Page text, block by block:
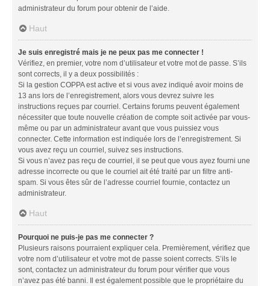
administrateur du forum pour obtenir de l’aide.
Haut
Je suis enregistré mais je ne peux pas me connecter !
Vérifiez, en premier, votre nom d’utilisateur et votre mot de passe. S’ils
sont corrects, il y a deux possibilités :
Si la gestion COPPA est active et si vous avez indiqué avoir moins de
13 ans lors de l’enregistrement, alors vous devrez suivre les
instructions reçues par courriel. Certains forums peuvent également
nécessiter que toute nouvelle création de compte soit activée par vous-
même ou par un administrateur avant que vous puissiez vous
connecter. Cette information est indiquée lors de l’enregistrement. Si
vous avez reçu un courriel, suivez ses instructions.
Si vous n’avez pas reçu de courriel, il se peut que vous ayez fourni une
adresse incorrecte ou que le courriel ait été traité par un filtre anti-
spam. Si vous êtes sûr de l’adresse courriel fournie, contactez un
administrateur.
Haut
Pourquoi ne puis-je pas me connecter ?
Plusieurs raisons pourraient expliquer cela. Premièrement, vérifiez que
votre nom d’utilisateur et votre mot de passe soient corrects. S’ils le
sont, contactez un administrateur du forum pour vérifier que vous
n’avez pas été banni. Il est également possible que le propriétaire du